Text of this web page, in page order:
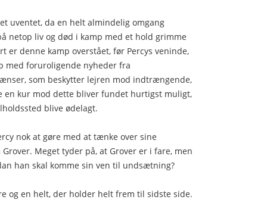
uventet, da en helt almindelig omgang
netop liv og død i kamp med et hold grimme
er denne kamp overstået, før Percys veninde,
med foruroligende nyheder fra
som beskytter lejren mod indtrængende,
en kur mod dette bliver fundet hurtigst muligt,
blive ødelagt.
nok at gøre med at tænke over sine
Meget tyder på, at Grover er i fare, men
han skal komme sin ven til undsætning?
og en helt, der holder helt frem til sidste side.